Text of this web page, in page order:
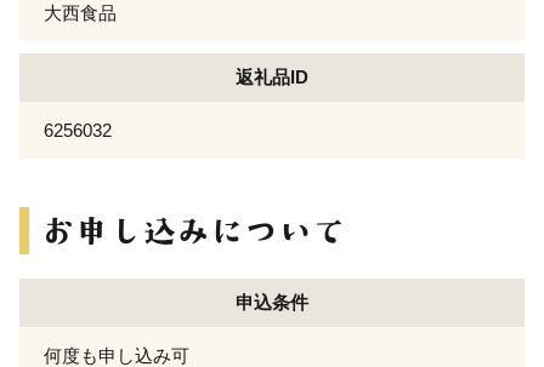
大西食品
返礼品ID
6256032
申込条件
何度も申し込み可